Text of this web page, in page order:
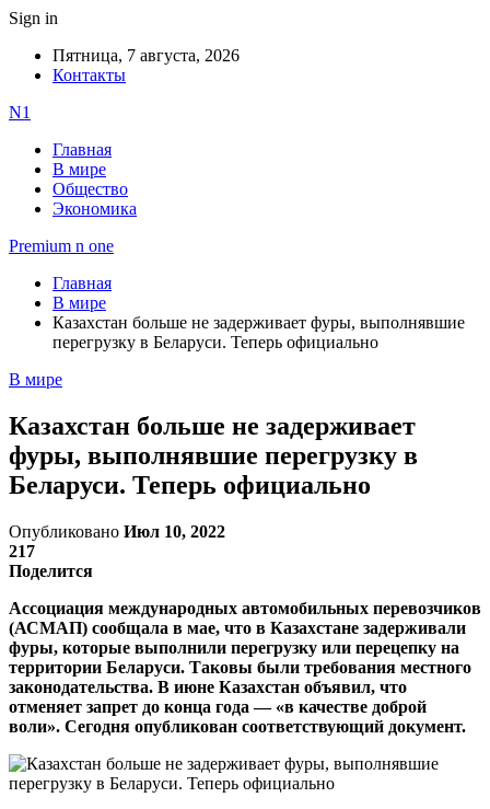
Sign in
Пятница, 7 августа, 2026
Контакты
N1
Главная
В мире
Общество
Экономика
Premium n one
Главная
В мире
Казахстан больше не задерживает фуры, выполнявшие
перегрузку в Беларуси. Теперь официально
В мире
Казахстан больше не задерживает
фуры, выполнявшие перегрузку в
Беларуси. Теперь официально
Опубликовано Июл 10, 2022
217
Поделится
Ассоциация международных автомобильных перевозчиков
(АСМАП) сообщала в мае, что в Казахстане задерживали
фуры, которые выполнили перегрузку или перецепку на
территории Беларуси. Таковы были требования местного
законодательства. В июне Казахстан объявил, что
отменяет запрет до конца года — «в качестве доброй
воли». Сегодня опубликован соответствующий документ.